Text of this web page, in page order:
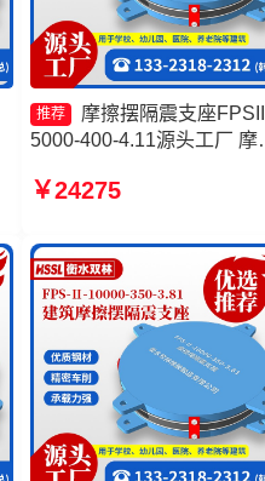
推荐
摩擦摆隔震支座
5000-400-4.11源头工厂 摩
隔震支座FPSII-8000-300-
型支座生产厂家
￥24275